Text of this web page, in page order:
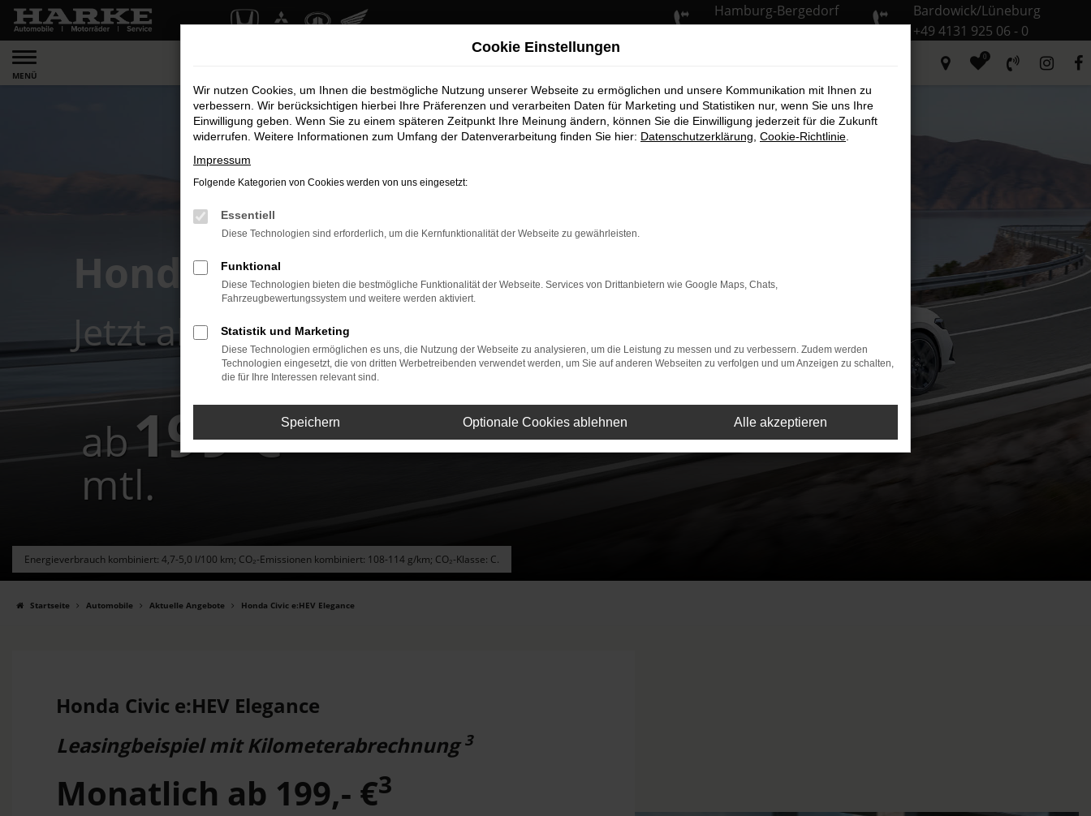
Zum
Hauptinhalt
springen
Hamburg-Bergedorf
+49 40 735 935 - 0
Bardowick/Lüneburg
+49 4131 925 06 - 0
MENÜ
0
Honda Civic e:HEV Elegance
Jetzt ab 199,- € leasen
ab199€
mtl.
Energieverbrauch kombiniert: 4,7-5,0 l/100 km; CO₂-Emissionen kombiniert: 108-114 g/km; CO₂-Klasse: C.
Startseite Automobile Aktuelle Angebote Honda Civic e:HEV Elegance
Honda Civic e:HEV Elegance
Leasingbeispiel mit Kilometerabrechnung3
Monatlich ab 199,- €3
Cookie Einstellungen
Wir nutzen Cookies, um Ihnen die bestmögliche Nutzung unserer Webseite zu ermöglichen und unsere Kommunikation mit Ihnen zu
verbessern. Wir berücksichtigen hierbei Ihre Präferenzen und verarbeiten Daten für Marketing und Statistiken nur, wenn Sie uns Ihre
Einwilligung geben. Wenn Sie zu einem späteren Zeitpunkt Ihre Meinung ändern, können Sie die Einwilligung jederzeit für die Zukunft
widerrufen. Weitere Informationen zum Umfang der Datenverarbeitung finden Sie hier: Datenschutzerklärung Cookie-Richtlinie
Impressum
Folgende Kategorien von Cookies werden von uns eingesetzt:
Essentiell
Diese Technologien sind erforderlich, um die Kernfunktionalität der Webseite zu gewährleisten.
Funktional
Diese Technologien bieten die bestmögliche Funktionalität der Webseite. Services von Drittanbietern wie Google Maps, Chats,
Fahrzeugbewertungssystem und weitere werden aktiviert.
Statistik und Marketing
Diese Technologien ermöglichen es uns, die Nutzung der Webseite zu analysieren, um die Leistung zu messen und zu verbessern. Zudem werden
Technologien eingesetzt, die von dritten Werbetreibenden verwendet werden, um Sie auf anderen Webseiten zu verfolgen und um Anzeigen zu schalten,
die für Ihre Interessen relevant sind.
Speichern Optionale Cookies ablehnen Alle akzeptieren